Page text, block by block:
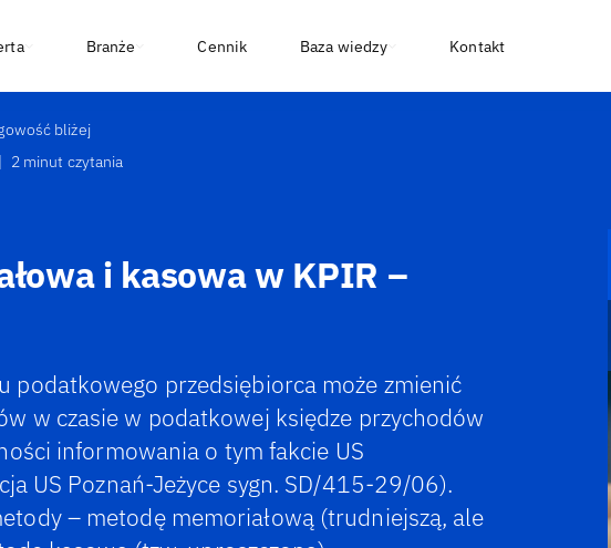
Branże Cennik Baza wiedzy Kontakt
bliżej
| 2 minut czytania
i kasowa w KPIR –
podatkowego przedsiębiorca może zmienić
w czasie w podatkowej księdze przychodów
informowania o tym fakcie US
US Poznań-Jeżyce sygn. SD/415-29/06).
– metodę memoriałową (trudniejszą, ale